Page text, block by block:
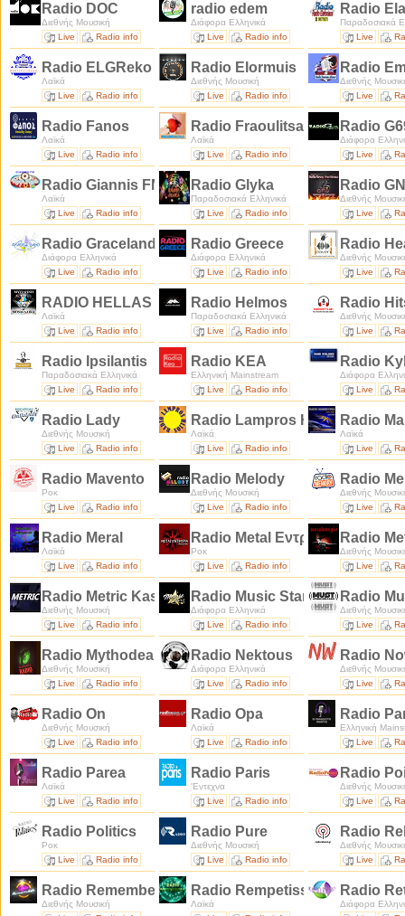
Radio DOC
Διεθνής Μουσική
Live
Radio info
radio edem
Διάφορα Ελληνικά
Live
Radio info
Radio
Παραδοσιακά
Live
Radio ELGReko
Λαϊκά
Live
Radio info
Radio Elormuis
Διεθνής Μουσική
Live
Radio info
Radio
Διεθνής
Live
Radio Fanos
Λαϊκά
Live
Radio info
Radio Fraoulitsa
Λαϊκά
Live
Radio info
Radio
Διάφορα
Live
Radio Giannis FM Laikos
Λαϊκά
Live
Radio info
Radio Glyka
Παραδοσιακά Ελληνικά
Live
Radio info
Radio
Διεθνής
Live
Radio Graceland
Διάφορα Ελληνικά
Live
Radio info
Radio Greece
Διάφορα Ελληνικά
Live
Radio info
Radio
Διεθνής
Live
RADIO HELLAS
Λαϊκά
Live
Radio info
Radio Helmos
Παραδοσιακά Ελληνικά
Live
Radio info
Radio
Διεθνής
Live
Radio Ipsilantis
Παραδοσιακά Ελληνικά
Live
Radio info
Radio KEA
Ελληνική Mainstream
Live
Radio info
Radio
Διάφορα
Live
Radio Lady
Διεθνής Μουσική
Live
Radio info
Radio Lampros Hlios
Λαϊκά
Live
Radio info
Radio
Λαϊκά
Live
Radio Mavento
Ροκ
Live
Radio info
Radio Melody
Διεθνής Μουσική
Live
Radio info
Radio
Διεθνής
Live
Radio Meral
Λαϊκά
Live
Radio info
Radio Metal Εντροπία
Ροκ
Live
Radio info
Radio
Διεθνής
Live
Radio Metric Kastoria
Διεθνής Μουσική
Live
Radio info
Radio Music Star
Διάφορα Ελληνικά
Live
Radio info
Radio
Διεθνής
Live
Radio Mythodea
Διεθνής Μουσική
Live
Radio info
Radio Nektous
Διάφορα Ελληνικά
Live
Radio info
Radio
Διεθνής
Live
Radio On
Διεθνής Μουσική
Live
Radio info
Radio Opa
Λαϊκά
Live
Radio info
Radio
Ελληνική
Live
Radio Parea
Λαϊκά
Live
Radio info
Radio Paris
'Εντεχνα
Live
Radio info
Radio
Διεθνής
Live
Radio Politics
Ροκ
Live
Radio info
Radio Pure
Διεθνής Μουσική
Live
Radio info
Radio
Διεθνής
Live
Radio Remember
Διεθνής Μουσική
Radio Rempetissa
Λαϊκά
Radio
Διάφορα